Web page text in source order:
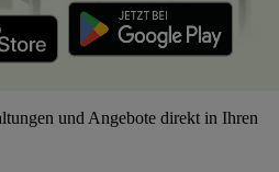
und Angebote direkt in Ihren